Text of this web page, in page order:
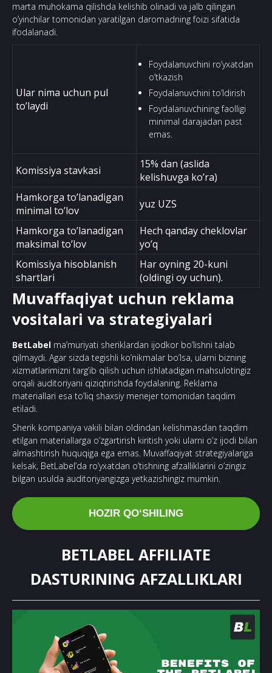
marta muhokama qilishda kelishib olinadi va jalb qilingan
o’yinchilar tomonidan yaratilgan daromadning foizi sifatida
ifodalanadi.
Ular nima uchun pul
to’laydi
Foydalanuvchini ro’yxatdan
o’tkazish
Foydalanuvchini to’ldirish
Foydalanuvchining faolligi
minimal darajadan past
emas.
Komissiya stavkasi
15% dan (aslida
kelishuvga ko’ra)
Hamkorga to’lanadigan
minimal to’lov
yuz UZS
Hamkorga to’lanadigan
maksimal to’lov
Hech qanday cheklovlar
yo’q
Komissiya hisoblanish
shartlari
Har oyning 20-kuni
(oldingi oy uchun).
Muvaffaqiyat uchun reklama
vositalari va strategiyalari
BetLabel ma’muriyati sheriklardan ijodkor bo’lishni talab
qilmaydi. Agar sizda tegishli ko’nikmalar bo’lsa, ularni bizning
xizmatlarimizni targ’ib qilish uchun ishlatadigan mahsulotingiz
orqali auditoriyani qiziqtirishda foydalaning. Reklama
materiallari esa to’liq shaxsiy menejer tomonidan taqdim
etiladi.
Sherik kompaniya vakili bilan oldindan kelishmasdan taqdim
etilgan materiallarga o’zgartirish kiritish yoki ularni o’z ijodi bilan
almashtirish huquqiga ega emas. Muvaffaqiyat strategiyalariga
kelsak, BetLabel’da ro’yxatdan o’tishning afzalliklarini o’zingiz
bilgan usulda auditoriyangizga yetkazishingiz mumkin.
HOZIR QOʻSHILING
BETLABEL AFFILIATE
DASTURINING AFZALLIKLARI